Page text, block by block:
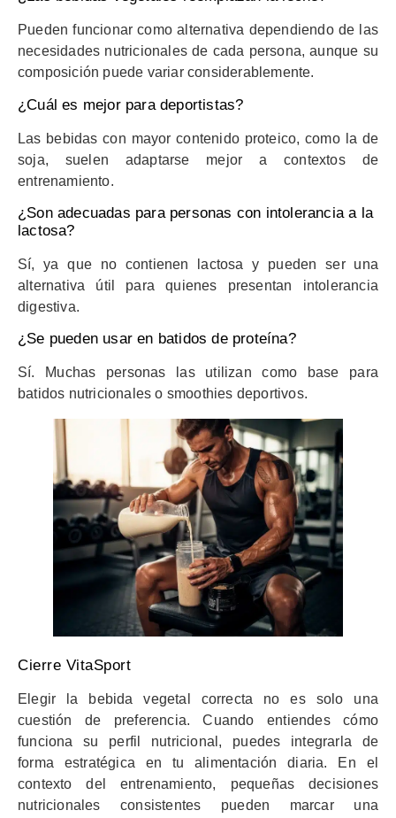
Pueden funcionar como alternativa dependiendo de las
necesidades nutricionales de cada persona, aunque su
composición puede variar considerablemente.
¿Cuál es mejor para deportistas?
Las bebidas con mayor contenido proteico, como la de
soja, suelen adaptarse mejor a contextos de
entrenamiento.
¿Son adecuadas para personas con intolerancia a la
lactosa?
Sí, ya que no contienen lactosa y pueden ser una
alternativa útil para quienes presentan intolerancia
digestiva.
¿Se pueden usar en batidos de proteína?
Sí. Muchas personas las utilizan como base para
batidos nutricionales o smoothies deportivos.
Cierre VitaSport
Elegir la bebida vegetal correcta no es solo una
cuestión de preferencia. Cuando entiendes cómo
funciona su perfil nutricional, puedes integrarla de
forma estratégica en tu alimentación diaria. En el
contexto del entrenamiento, pequeñas decisiones
nutricionales consistentes pueden marcar una